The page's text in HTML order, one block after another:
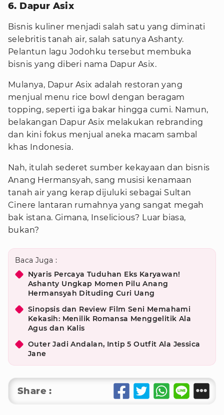
6. Dapur Asix
Bisnis kuliner menjadi salah satu yang diminati
selebritis tanah air, salah satunya Ashanty.
Pelantun lagu Jodohku tersebut membuka
bisnis yang diberi nama Dapur Asix.
Mulanya, Dapur Asix adalah restoran yang
menjual menu rice bowl dengan beragam
topping, seperti iga bakar hingga cumi. Namun,
belakangan Dapur Asix melakukan rebranding
dan kini fokus menjual aneka macam sambal
khas Indonesia.
Nah, itulah sederet sumber kekayaan dan bisnis
Anang Hermansyah, sang musisi kenamaan
tanah air yang kerap dijuluki sebagai Sultan
Cinere lantaran rumahnya yang sangat megah
bak istana. Gimana, Inselicious? Luar biasa,
bukan?
Baca Juga :
Nyaris Percaya Tuduhan Eks Karyawan!
Ashanty Ungkap Momen Pilu Anang
Hermansyah Dituding Curi Uang
Sinopsis dan Review Film Seni Memahami
Kekasih: Menilik Romansa Menggelitik Ala
Agus dan Kalis
Outer Jadi Andalan, Intip 5 Outfit Ala Jessica
Jane
Share :